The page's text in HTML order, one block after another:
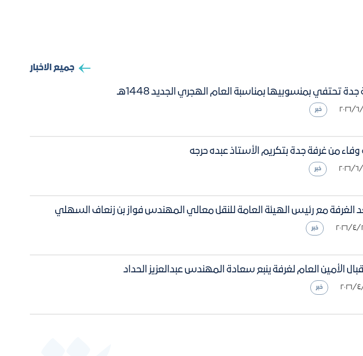
جميع الاخبار
تحتفي بمنسوبيها بمناسبة العام الهجري الجديد 1448هـ
خبر
وفاء من غرفة جدة بتكريم الأستاذ عبده حرجه
خبر
الغرفة مع رئيس الهيئة العامة للنقل معالي المهندس فواز بن زنعاف السهلي
خبر
الأمين العام لغرفة ينبع سعادة المهندس عبدالعزيز الحداد
خبر